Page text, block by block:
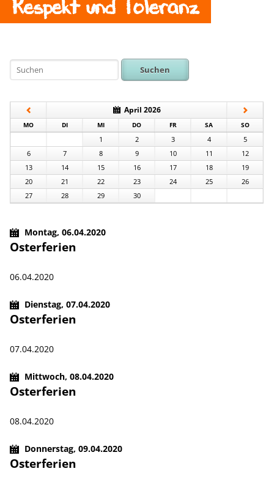
Suchen
April 2026
MONTAG DIENSTAG MITTWOCH DONNERSTAG
FREITAG SA SONNTAG
1 2 3 4
5
6
7 8 9 10 11
12
13
14 15 16 17 18
19
20
21 22 23 24 25
26
27
28 29 30
Montag,06.04.2020
Osterferien
06.04.2020
Dienstag,07.04.2020
Osterferien
07.04.2020
Mittwoch,08.04.2020
Osterferien
08.04.2020
Donnerstag,09.04.2020
Osterferien